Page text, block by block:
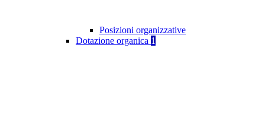
Posizioni organizzative
Dotazione organica 1